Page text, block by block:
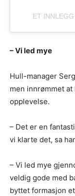
ET
– Vi led mye
Hull-manager
men innrømmet
opplevelse.
– Det er en
vi klarte det, sa
– Vi led mye
veldig gode med
byttet formasjon